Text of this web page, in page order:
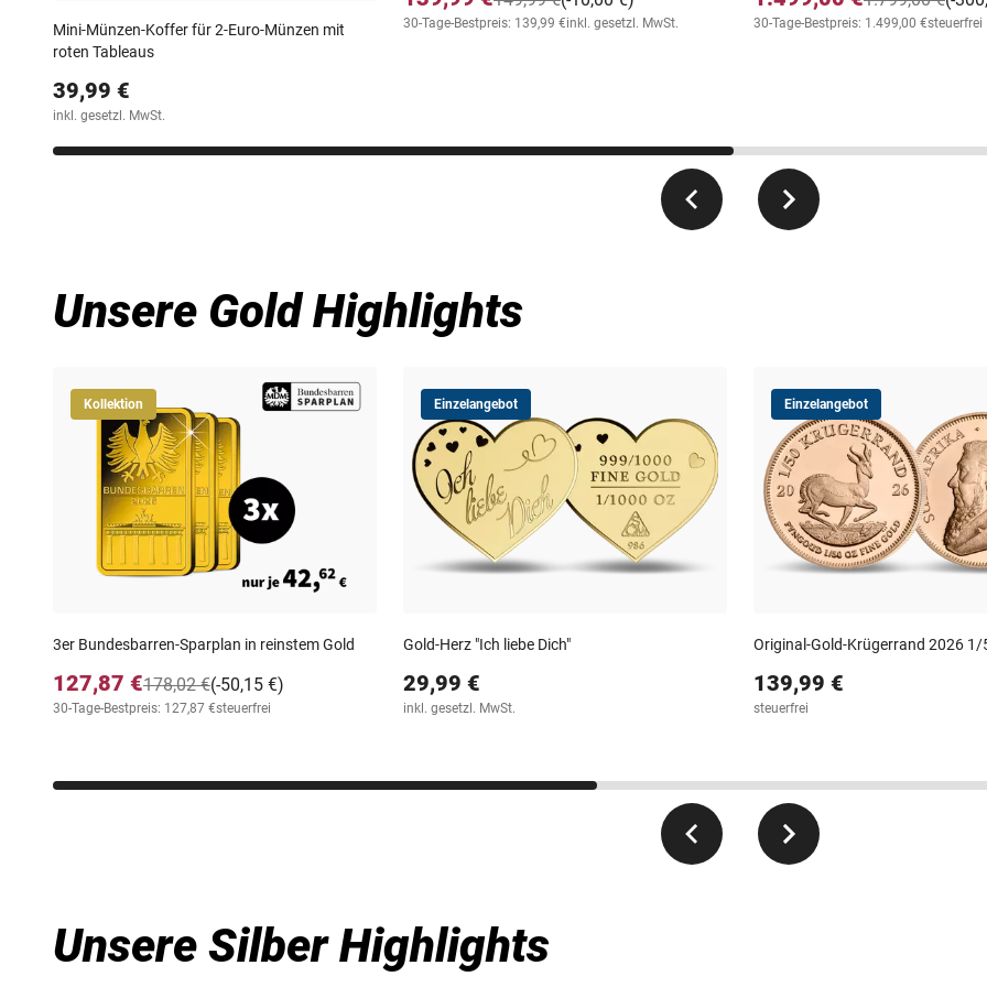
Mini-Münzen-Koffer für 2-Euro-Münzen mit
roten Tableaus
39,99 €
inkl. gesetzl. MwSt.
30-Tage-Bestpreis: 139,99 €inkl. gesetzl. MwSt. 30-Tage-Bestpreis: 1.499,00 €steuerfrei
Unsere Gold Highlights
Kollektion
3er Bundesbarren-Sparplan in reinstem Gold
127,87 € (-50,15 €)
178,02 €
30-Tage-Bestpreis: 127,87 €steuerfrei
Einzelangebot
Gold-Herz "Ich liebe Dich"
29,99 €
inkl. gesetzl. MwSt.
Einzelangebot
Original-Gold-Krügerrand 2026 1/
139,99 €
steuerfrei
Unsere Silber Highlights